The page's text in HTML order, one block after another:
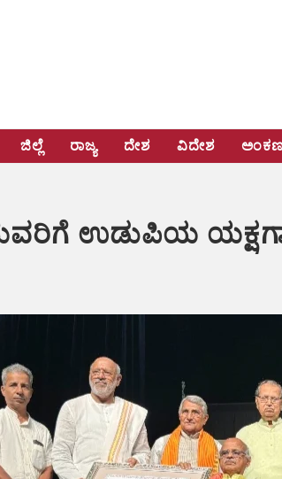
ಜಿಲ್ಲೆ ರಾಜ್ಯ ದೇಶ ವಿದೇಶ
ಉಡುಪಿಯ